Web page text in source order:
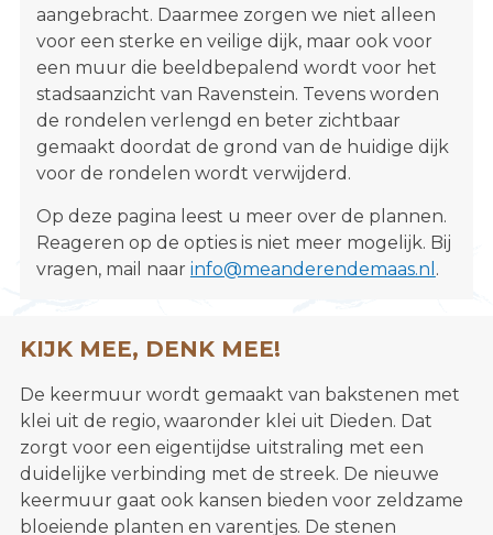
aangebracht. Daarmee zorgen we niet alleen
voor een sterke en veilige dijk, maar ook voor
een muur die beeldbepalend wordt voor het
stadsaanzicht van Ravenstein. Tevens worden
de rondelen verlengd en beter zichtbaar
gemaakt doordat de grond van de huidige dijk
voor de rondelen wordt verwijderd.
Op deze pagina leest u meer over de plannen.
Reageren op de opties is niet meer mogelijk. Bij
vragen, mail naar info@meanderendemaas.nl .
KIJK MEE, DENK MEE!
De keermuur wordt gemaakt van bakstenen met
klei uit de regio, waaronder klei uit Dieden. Dat
zorgt voor een eigentijdse uitstraling met een
duidelijke verbinding met de streek. De nieuwe
keermuur gaat ook kansen bieden voor zeldzame
bloeiende planten en varentjes. De stenen